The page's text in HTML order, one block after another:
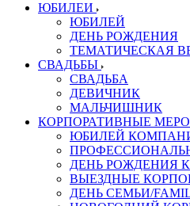
ЮБИЛЕИ
ЮБИЛЕЙ
ДЕНЬ РОЖДЕНИЯ
ТЕМАТИЧЕСКАЯ
СВАДЬБЫ
СВАДЬБА
ДЕВИЧНИК
МАЛЬЧИШНИК
КОРПОРАТИВНЫЕ
ЮБИЛЕЙ
ДЕНЬ РОЖДЕНИЯ
ВЫЕЗДНЫЕ
ДЕНЬ СЕМЬИ/